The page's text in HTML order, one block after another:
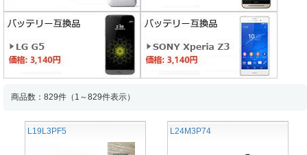
商品数：829件（1～829件表示）
L19L3PF5 L24M3P74